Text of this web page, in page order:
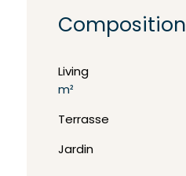
Composition
Living
m²
Terrasse
Jardin